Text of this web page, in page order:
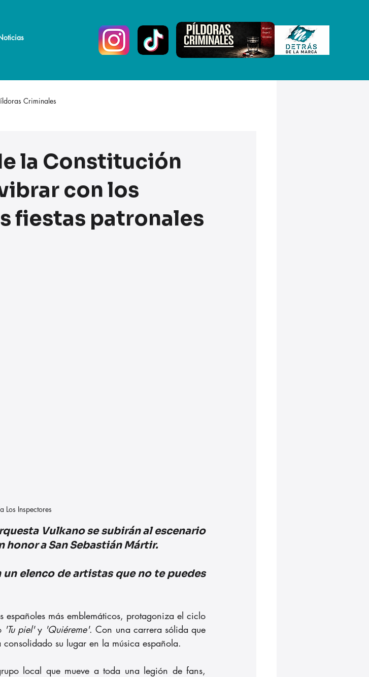
Criminales
la Constitución
con los
fiestas patronales
Los Inspectores
Vulkano se subirán al escenario
honor a San Sebastián Mártir.
elenco de artistas que no te puedes
españoles más emblemáticos, protagoniza el ciclo
'Tu piel' y 'Quiéreme'. Con una carrera sólida que
su lugar en la música española.
local que mueve a toda una legión de fans,